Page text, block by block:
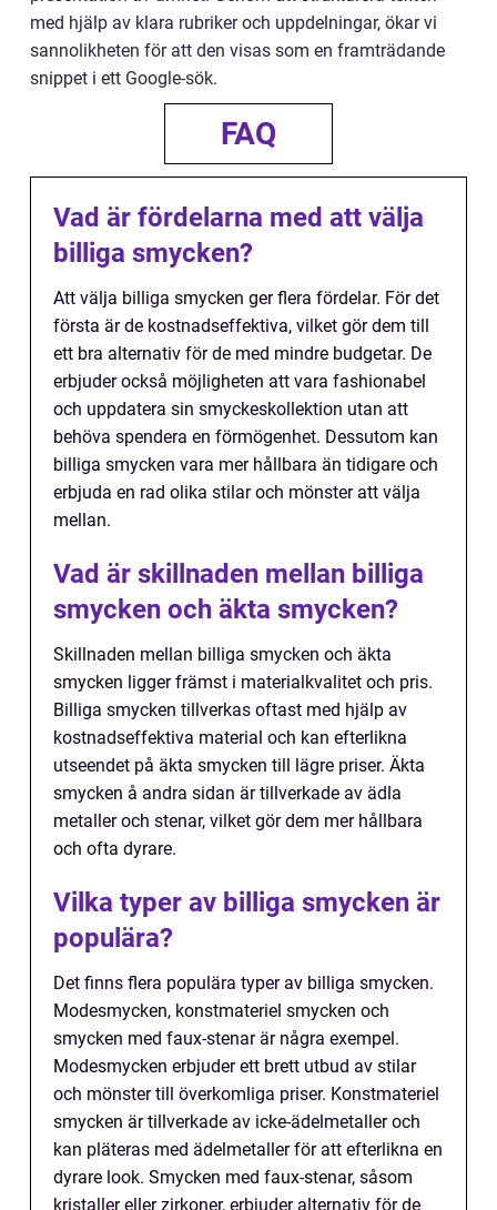
med hjälp av klara rubriker och uppdelningar, ökar vi
sannolikheten för att den visas som en framträdande
snippet i ett Google-sök.
FAQ
Vad är fördelarna med att välja
billiga smycken?
Att välja billiga smycken ger flera fördelar. För det
första är de kostnadseffektiva, vilket gör dem till
ett bra alternativ för de med mindre budgetar. De
erbjuder också möjligheten att vara fashionabel
och uppdatera sin smyckeskollektion utan att
behöva spendera en förmögenhet. Dessutom kan
billiga smycken vara mer hållbara än tidigare och
erbjuda en rad olika stilar och mönster att välja
mellan.
Vad är skillnaden mellan billiga
smycken och äkta smycken?
Skillnaden mellan billiga smycken och äkta
smycken ligger främst i materialkvalitet och pris.
Billiga smycken tillverkas oftast med hjälp av
kostnadseffektiva material och kan efterlikna
utseendet på äkta smycken till lägre priser. Äkta
smycken å andra sidan är tillverkade av ädla
metaller och stenar, vilket gör dem mer hållbara
och ofta dyrare.
Vilka typer av billiga smycken är
populära?
Det finns flera populära typer av billiga smycken.
Modesmycken, konstmateriel smycken och
smycken med faux-stenar är några exempel.
Modesmycken erbjuder ett brett utbud av stilar
och mönster till överkomliga priser. Konstmateriel
smycken är tillverkade av icke-ädelmetaller och
kan pläteras med ädelmetaller för att efterlikna en
dyrare look. Smycken med faux-stenar, såsom
kristaller eller zirkoner, erbjuder alternativ för de